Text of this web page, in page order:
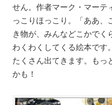
せん。作者マーク・マーテ
っこりほっこり。「ああ、
き物が、みんなどこかでく
わくわくしてくる絵本です
たくさん出てきます。もっ
かも！